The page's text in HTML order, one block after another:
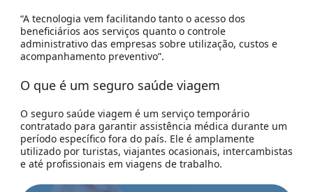
“A tecnologia vem facilitando tanto o acesso dos
beneficiários aos serviços quanto o controle
administrativo das empresas sobre utilização, custos e
acompanhamento preventivo”.
O que é um seguro saúde viagem
O seguro saúde viagem é um serviço temporário
contratado para garantir assistência médica durante um
período específico fora do país. Ele é amplamente
utilizado por turistas, viajantes ocasionais, intercambistas
e até profissionais em viagens de trabalho.